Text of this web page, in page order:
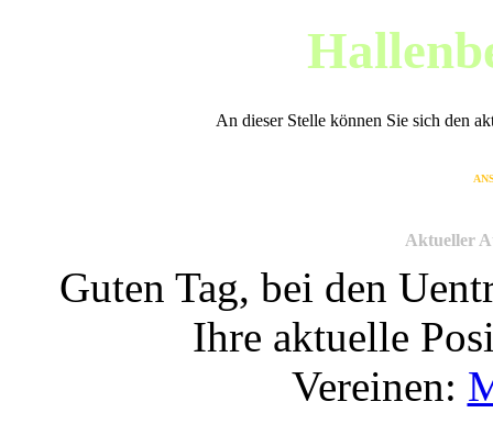
An dieser Stelle können Sie sich den
Aktueller
Guten Tag, bei den
Ihre aktuelle
Vereinen: